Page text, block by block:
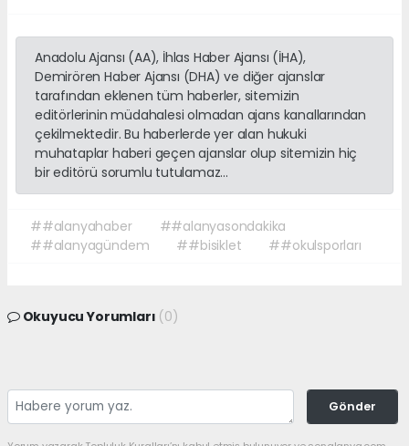
Anadolu Ajansı (AA), İhlas Haber Ajansı (İHA),
Demirören Haber Ajansı (DHA) ve diğer ajanslar
tarafından eklenen tüm haberler, sitemizin
editörlerinin müdahalesi olmadan ajans kanallarından
çekilmektedir. Bu haberlerde yer alan hukuki
muhataplar haberi geçen ajanslar olup sitemizin hiç
bir editörü sorumlu tutulamaz...
##alanyahaber
##alanyasondakika
##alanyagündem
##bisiklet ##okulsporları
Okuyucu Yorumları (0)
Gönder